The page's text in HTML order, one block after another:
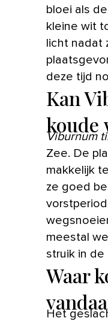
bloei als
kleine wit
licht nadat
deze tijd
Kan
koude
Viburnum
Zee. De
makkelijk
ze goed
meestal
struik in
Waar
Het